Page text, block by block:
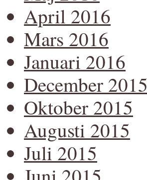
April 2016
Mars 2016
Januari 2016
December 2015
Oktober 2015
Augusti 2015
Juli 2015